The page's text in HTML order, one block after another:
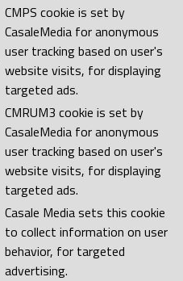
CMPS cookie is set by
CasaleMedia for anonymous
user tracking based on user's
website visits, for displaying
targeted ads.
CMRUM3 cookie is set by
CasaleMedia for anonymous
user tracking based on user's
website visits, for displaying
targeted ads.
Casale Media sets this cookie
to collect information on user
behavior, for targeted
advertising.